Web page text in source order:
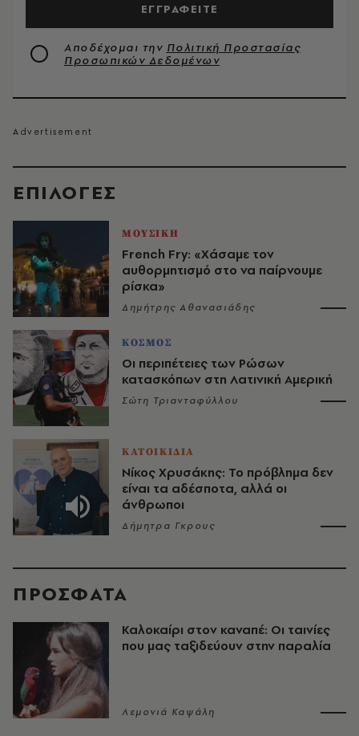
EΠΙΛΟΓΈΣ
ΜΟΥΣΙΚΗ
French Fry: «Χάσαμε τον
αυθορμητισμό στο να παίρνουμε
ρίσκα»
Δημήτρης Αθανασιάδης
ΚΟΣΜΟΣ
Οι περιπέτειες των Ρώσων
κατασκόπων στη Λατινική Αμερική
Σώτη Τριανταφύλλου
ΚΑΤΟΙΚΙΔΙΑ
Νίκος Χρυσάκης: Το πρόβλημα δεν
είναι τα αδέσποτα, αλλά οι
άνθρωποι
Δήμητρα Γκρους
ΕΓΓΡΑΦΕΙΤΕ
Αποδέχομαι την Πολιτική Προστασίας
Προσωπικών Δεδομένων
ΠΡΟΣΦΑΤΑ
Καλοκαίρι στον καναπέ: Οι ταινίες
που μας ταξιδεύουν στην παραλία
Λεμονιά Καψάλη